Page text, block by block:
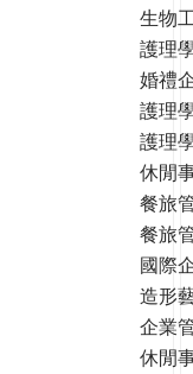
生物
護理
婚禮
護理
護理
休閒
餐旅
餐旅
國際
造形
企業
休閒